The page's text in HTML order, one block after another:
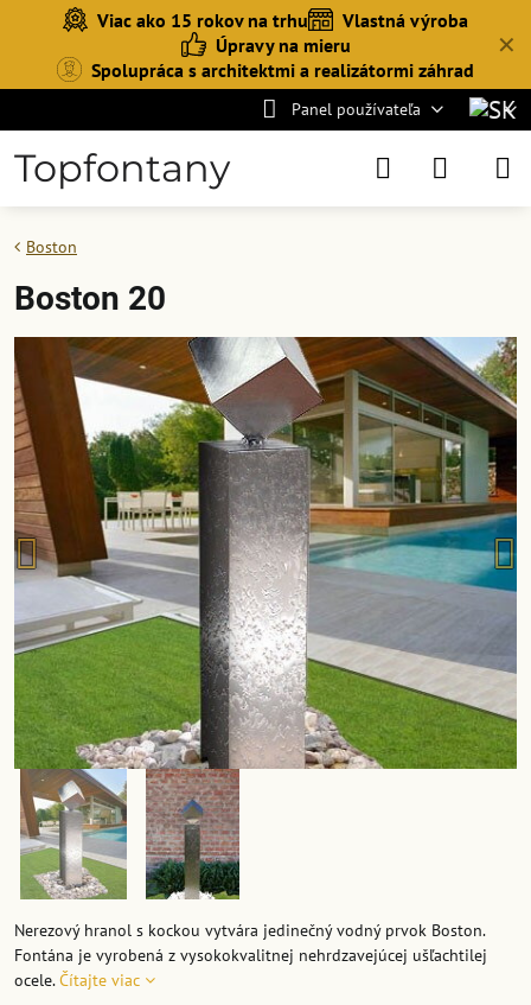
✕
Viac ako 15 rokov na trhu
Vlastná výroba
Úpravy na mieru
Spolupráca s architektmi a realizátormi záhrad
Panel používateľa
Topfontany
Boston
Boston 20
Nerezový hranol s kockou vytvára jedinečný vodný prvok Boston.
Fontána je vyrobená z vysokokvalitnej nehrdzavejúcej ušľachtilej
ocele.Čítajte viac